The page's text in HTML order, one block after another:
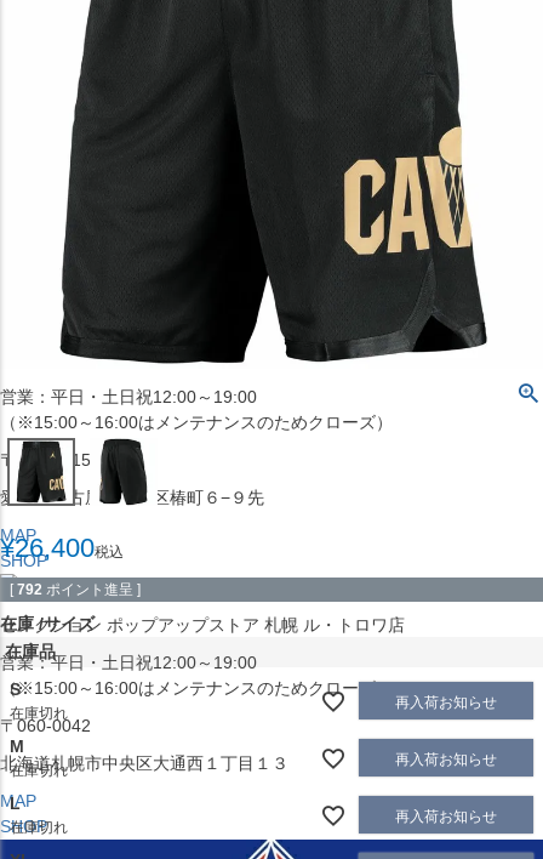
JR水道橋駅西口店
営業：土・日・祝日のみ 12:00-18:00
〒101-0061
東京都千代田区神田三崎町２丁目２２−１ 1F
セレクション名古屋エスカ地下街店
営業：平日・土日祝12:00～19:00
（※15:00～16:00はメンテナンスのためクローズ）
〒453-0015
愛知県名古屋市中村区椿町６−９先
MAP
SHOP
セレクション ポップアップストア 札幌 ル・トロワ店
営業：平日・土日祝12:00～19:00
（※15:00～16:00はメンテナンスのためクローズ）
〒060-0042
北海道札幌市中央区大通西１丁目１３
MAP
SHOP
¥26,400税込
[ 792 ポイント進呈 ]
在庫 サイズ
在庫品
S
在庫切れ
再入荷お知らせ
M
在庫切れ
再入荷お知らせ
L
在庫切れ
再入荷お知らせ